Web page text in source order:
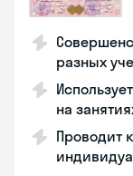
разных
на
Проводит